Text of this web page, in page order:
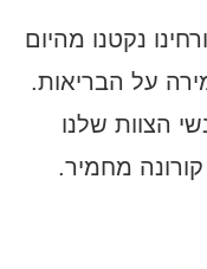
נקטנו מהיום
על הבריאות.
הצוות שלנו
מחמיר.